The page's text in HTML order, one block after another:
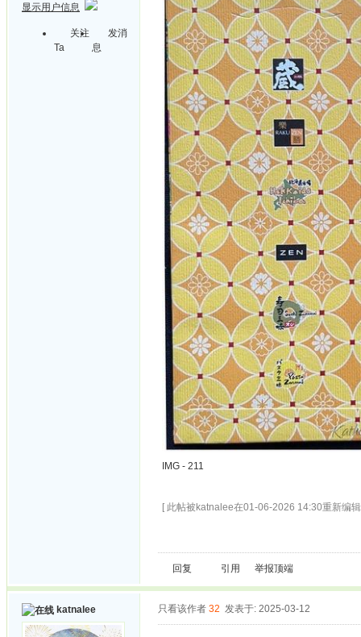
显示用户信息
关注
Ta
发消
息
IMG - 211
[ 此帖被katnalee在01-06-2026 14:30重新编
回复 引用 举报顶端
katnalee 只看该作者 32 发表于: 2025-03-12